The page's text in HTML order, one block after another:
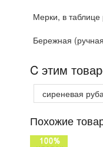
Мерки, в
Бережная
C этим
сиреневая
Похожие